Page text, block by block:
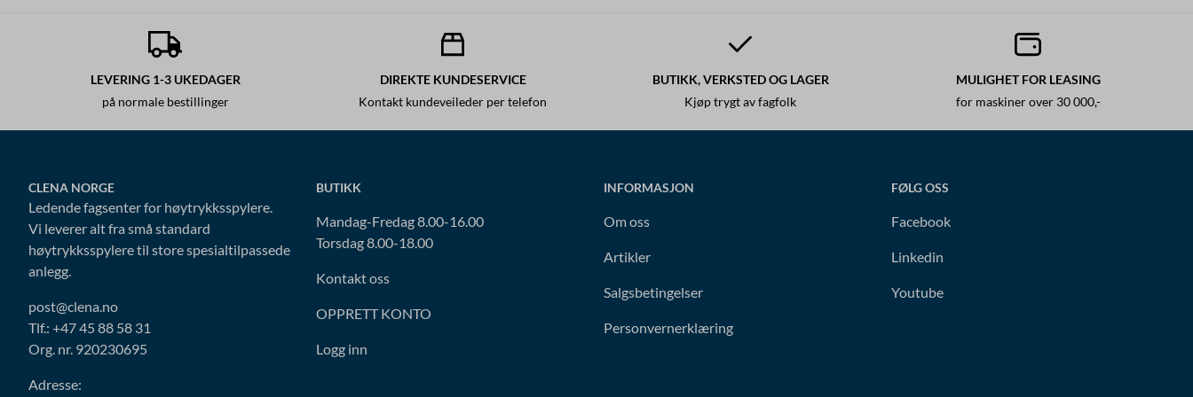
LEVERING 1-3 UKEDAGER
på normale bestillinger
DIREKTE KUNDESERVICE
Kontakt kundeveileder per telefon
BUTIKK, VERKSTED OG LAGER
Kjøp trygt av fagfolk
MULIGHET FOR LEASING
for maskiner over 30 000,-
CLENA NORGE
Ledende fagsenter for høytrykksspylere.
Vi leverer alt fra små standard
høytrykksspylere til store spesialtilpassede
anlegg.
post@clena.no
Tlf.: +47 45 88 58 31
Org. nr. 920230695
Adresse:
BUTIKK
Mandag-Fredag 8.00-16.00
Torsdag 8.00-18.00
Kontakt oss
OPPRETT KONTO
Logg inn
INFORMASJON
Om oss
Artikler
Salgsbetingelser
Personvernerklæring
FØLG OSS
Facebook
Linkedin
Youtube